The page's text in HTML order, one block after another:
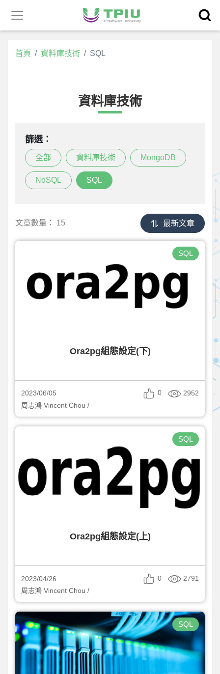
產品中心
首頁 資料庫技術 SQL
資料庫技術
篩選：
全部 資料庫技術 MongoDB
NoSQL SQL
文章數量： 15 最新文章
SQL
Ora2pg組態設定(下)
2023/06/05 0
2952
周志鴻 Vincent Chou /
SQL
Ora2pg組態設定(上)
2023/04/26 0
2791
周志鴻 Vincent Chou /
SQL